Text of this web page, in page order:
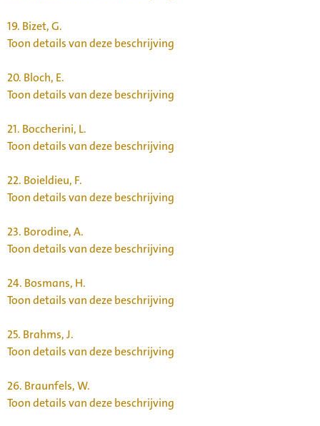
19. Bizet, G.
Toon details van deze beschrijving
20. Bloch, E.
Toon details van deze beschrijving
21. Boccherini, L.
Toon details van deze beschrijving
22. Boieldieu, F.
Toon details van deze beschrijving
23. Borodine, A.
Toon details van deze beschrijving
24. Bosmans, H.
Toon details van deze beschrijving
25. Brahms, J.
Toon details van deze beschrijving
26. Braunfels, W.
Toon details van deze beschrijving